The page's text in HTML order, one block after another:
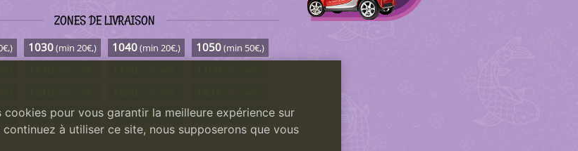
ZONES DE LIVRAISON
1030(min 20€,) 1040(min 20€,) 1050(min 50€,)
1932(min 30€,) 1933 (min 40€,) 1950(min 40€,)
cookies pour vous garantir la meilleure expérience sur
à utiliser ce site, nous supposerons que vous